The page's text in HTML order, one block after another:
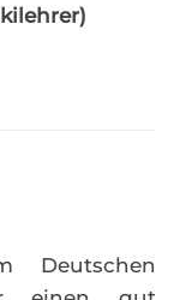
Deutschen